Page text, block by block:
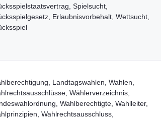
Spielsucht,
Erlaubnisvorbehalt, Wettsucht,
Landtagswahlen, Wahlen,
Wählerverzeichnis,
Wahlberechtigte, Wahlleiter,
Wahlrechtsausschluss,